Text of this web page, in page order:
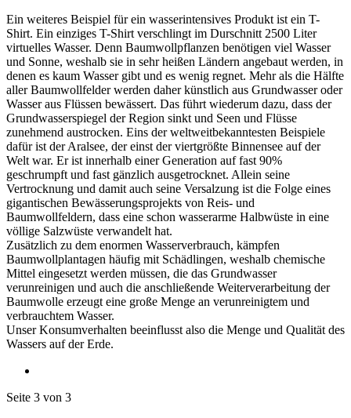
Ein weiteres Beispiel für ein wasserintensives Produkt ist ein T-
Shirt. Ein einziges T-Shirt verschlingt im Durschnitt 2500 Liter
virtuelles Wasser. Denn Baumwollpflanzen benötigen viel Wasser
und Sonne, weshalb sie in sehr heißen Ländern angebaut werden, in
denen es kaum Wasser gibt und es wenig regnet. Mehr als die Hälfte
aller Baumwollfelder werden daher künstlich aus Grundwasser oder
Wasser aus Flüssen bewässert. Das führt wiederum dazu, dass der
Grundwasserspiegel der Region sinkt und Seen und Flüsse
zunehmend austrocken. Eins der weltweitbekanntesten Beispiele
dafür ist der Aralsee, der einst der viertgrößte Binnensee auf der
Welt war. Er ist innerhalb einer Generation auf fast 90%
geschrumpft und fast gänzlich ausgetrocknet. Allein seine
Vertrocknung und damit auch seine Versalzung ist die Folge eines
gigantischen Bewässerungsprojekts von Reis- und
Baumwollfeldern, dass eine schon wasserarme Halbwüste in eine
völlige Salzwüste verwandelt hat.
Zusätzlich zu dem enormen Wasserverbrauch, kämpfen
Baumwollplantagen häufig mit Schädlingen, weshalb chemische
Mittel eingesetzt werden müssen, die das Grundwasser
verunreinigen und auch die anschließende Weiterverarbeitung der
Baumwolle erzeugt eine große Menge an verunreinigtem und
verbrauchtem Wasser.
Unser Konsumverhalten beeinflusst also die Menge und Qualität des
Wassers auf der Erde.
Seite 3 von 3